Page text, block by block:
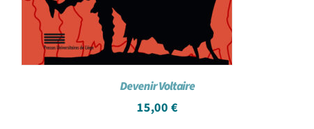
Devenir Voltaire
15,00 €